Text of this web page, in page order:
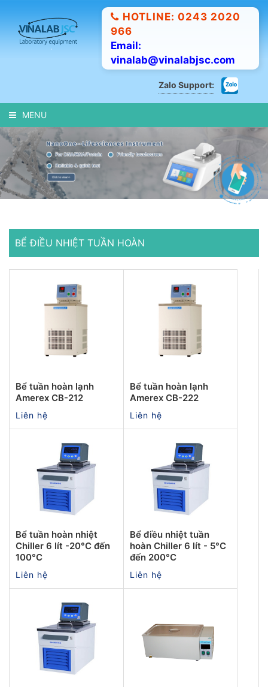
HOTLINE: 0243 2020
966
Email:
vinalab@vinalabjsc.com
Zalo Support:
MENU
BỂ ĐIỀU NHIỆT TUẦN HOÀN
Bể tuần hoàn lạnh
Amerex CB-212
Liên hệ
Bể tuần hoàn lạnh
Amerex CB-222
Liên hệ
Bể tuần hoàn nhiệt
Chiller 6 lít -20°C đến
100°C
Liên hệ
Bể điều nhiệt tuần
hoàn Chiller 6 lít - 5°C
đến 200°C
Liên hệ